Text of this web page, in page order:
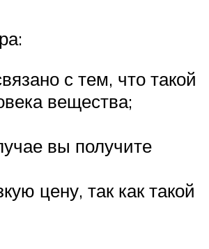
с тем, что такой
вещества;
вы получите
цену, так как такой